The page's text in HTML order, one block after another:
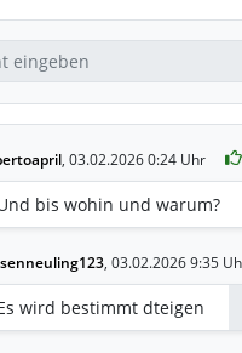
, 03.02.2026 0:24 Uhr
bis wohin und warum?
, 03.02.2026 9:35
wird bestimmt dteigen